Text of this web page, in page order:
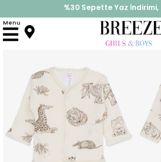
%30 Sepette Yaz İndirimi,
İndirimlere ek %10 İndirimi Kap,
Menu
Anasayfa Hastane Çıkışı